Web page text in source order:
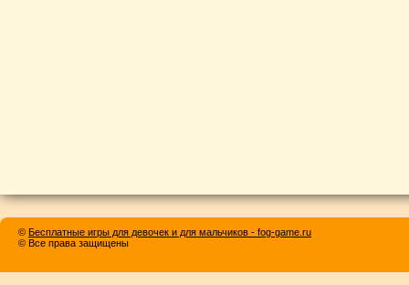
© Бесплатные игры для девочек и для мальчиков - fog-game.ru
© Все права защищены